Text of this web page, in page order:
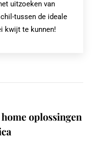
uitzoeken van
tussen de ideale
kwijt te kunnen!
oplossingen